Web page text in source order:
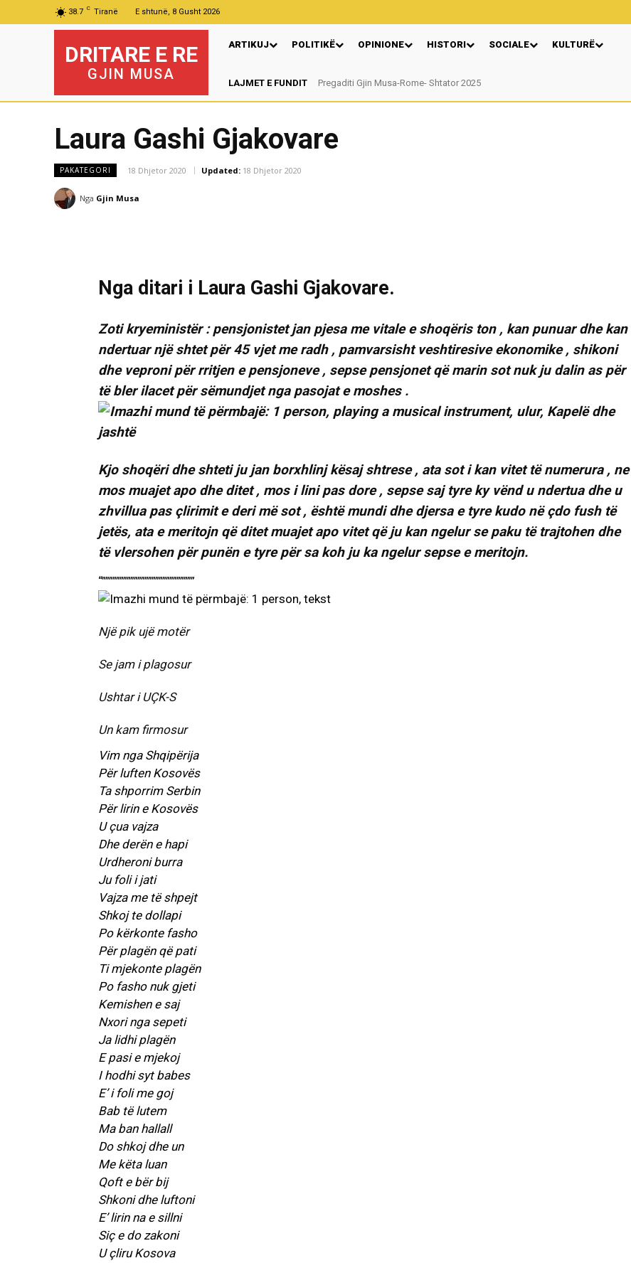
38.7 C Tiranë E shtunë, 8 Gusht 2026
DRITARE E RE
GJIN MUSA
ARTIKUJ POLITIKË OPINIONE HISTORI SOCIALE KULTURË
LAJMET E FUNDIT Pregaditi Gjin Musa-Rome- Shtator 2025
Nga: Ndue Dedaj
Laura Gashi Gjakovare
PAKATEGORI 18 Dhjetor 2020 Updated: 18 Dhjetor 2020
Nga Gjin Musa
Nga ditari i Laura Gashi Gjakovare.
Zoti kryeministër : pensjonistet jan pjesa me vitale e shoqëris ton , kan punuar dhe kan
ndertuar një shtet për 45 vjet me radh , pamvarsisht veshtiresive ekonomike , shikoni
dhe veproni për rritjen e pensjoneve , sepse pensjonet që marin sot nuk ju dalin as për
të bler ilacet për sëmundjet nga pasojat e moshes .
Kjo shoqëri dhe shteti ju jan borxhlinj kësaj shtrese , ata sot i kan vitet të numerura , ne
mos muajet apo dhe ditet , mos i lini pas dore , sepse saj tyre ky vënd u ndertua dhe u
zhvillua pas çlirimit e deri më sot , është mundi dhe djersa e tyre kudo në çdo fush të
jetës, ata e meritojn që ditet muajet apo vitet që ju kan ngelur se paku të trajtohen dhe
të vlersohen për punën e tyre për sa koh ju ka ngelur sepse e meritojn.
“””””””””””””””””””””””””””
Një pik ujë motër
Se jam i plagosur
Ushtar i UÇK-S
Un kam firmosur
Vim nga Shqipërija
Për luften Kosovës
Ta shporrim Serbin
Për lirin e Kosovës
U çua vajza
Dhe derën e hapi
Urdheroni burra
Ju foli i jati
Vajza me të shpejt
Shkoj te dollapi
Po kërkonte fasho
Për plagën që pati
Ti mjekonte plagën
Po fasho nuk gjeti
Kemishen e saj
Nxori nga sepeti
Ja lidhi plagën
E pasi e mjekoj
I hodhi syt babes
E’ i foli me goj
Bab të lutem
Ma ban hallall
Do shkoj dhe un
Me këta luan
Qoft e bër bij
Shkoni dhe luftoni
E’ lirin na e sillni
Siç e do zakoni
U çliru Kosova